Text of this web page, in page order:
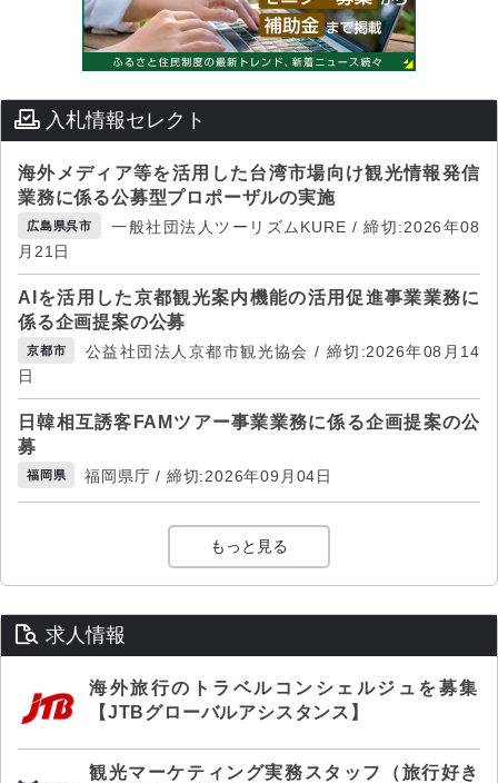
入札情報セレクト
海外メディア等を活用した台湾市場向け観光情報発信
業務に係る公募型プロポーザルの実施
広島県呉市
一般社団法人ツーリズムKURE / 締切:2026年08
月21日
AIを活用した京都観光案内機能の活用促進事業業務に
係る企画提案の公募
京都市
公益社団法人京都市観光協会 / 締切:2026年08月14
日
日韓相互誘客FAMツアー事業業務に係る企画提案の公
募
福岡県 福岡県庁 / 締切:2026年09月04日
もっと見る
求人情報
海外旅行のトラベルコンシェルジュを募集
【JTBグローバルアシスタンス】
観光マーケティング実務スタッフ（旅行好き